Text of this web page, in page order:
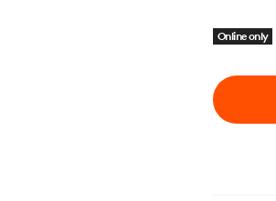
Online only